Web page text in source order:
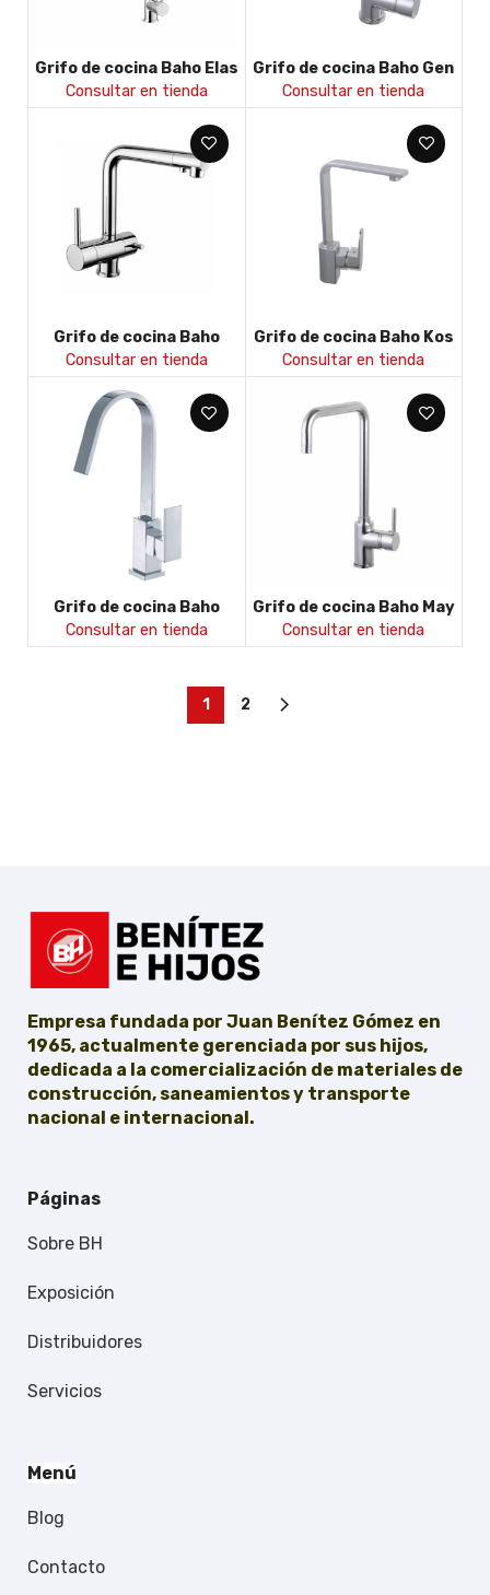
Grifo de cocina Baho Elas
Consultar en tienda
Grifo de cocina Baho Gen
Consultar en tienda
Grifo de cocina Baho
Green para agua filtrada
Consultar en tienda
Grifo de cocina Baho Kos
Consultar en tienda
Grifo de cocina Baho
Mapa
Consultar en tienda
Grifo de cocina Baho May
Consultar en tienda
1 2
Empresa fundada por Juan Benítez Gómez en
1965, actualmente gerenciada por sus hijos,
dedicada a la comercialización de materiales de
construcción, saneamientos y transporte
nacional e internacional.
Páginas
Sobre BH
Exposición
Distribuidores
Servicios
Menú
Blog
Contacto